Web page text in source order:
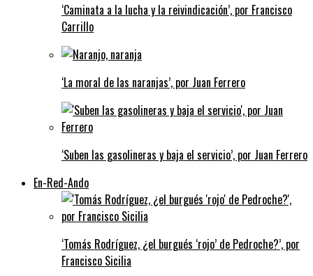
‘Caminata a la lucha y la reivindicación’, por Francisco
Carrillo
‘La moral de las naranjas’, por Juan Ferrero
‘Suben las gasolineras y baja el servicio’, por Juan Ferrero
En-Red-Ando
‘Tomás Rodríguez, ¿el burgués ‘rojo’ de Pedroche?’, por
Francisco Sicilia